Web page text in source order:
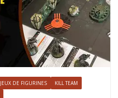
JEUX DE FIGURINES
KILL TEAM